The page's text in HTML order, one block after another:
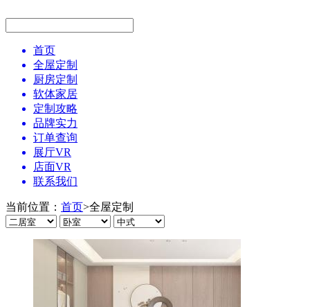
首页
全屋定制
厨房定制
软体家居
定制攻略
品牌实力
订单查询
展厅VR
店面VR
联系我们
当前位置： 首页>全屋定制